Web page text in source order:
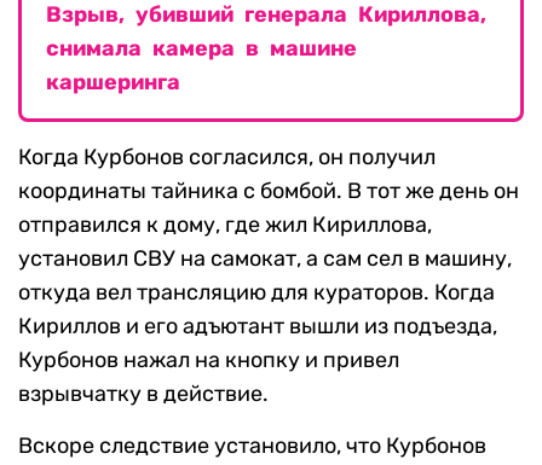
Взрыв, убивший генерала Кириллова,
снимала камера в машине
каршеринга
Когда Курбонов согласился, он получил
координаты тайника с бомбой. В тот же день он
отправился к дому, где жил Кириллова,
установил СВУ на самокат, а сам сел в машину,
откуда вел трансляцию для кураторов. Когда
Кириллов и его адъютант вышли из подъезда,
Курбонов нажал на кнопку и привел
взрывчатку в действие.
Вскоре следствие установило, что Курбонов